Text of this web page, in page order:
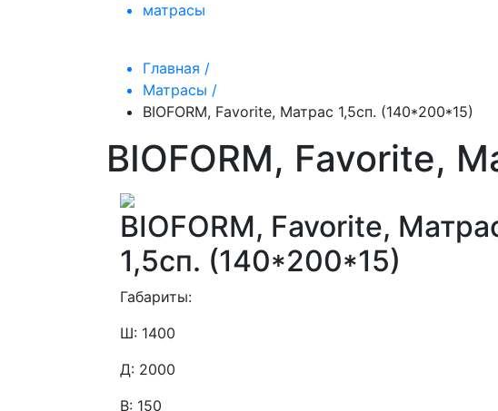
матрасы
Главная /
Матрасы /
BIOFORM, Favorite, Матрас 1,5сп. (140*200*15)
BIOFORM, Favorite,
BIOFORM, Favorite,
1,5сп. (140*200*15)
Габариты:
Ш: 1400
Д: 2000
В: 150